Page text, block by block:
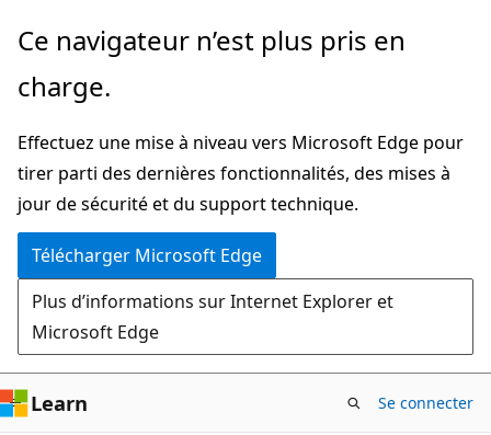
Passer
directement
au
principal
Ce navigateur n’est plus pris en
charge.
Effectuez une mise à niveau vers Microsoft Edge pour
tirer parti des dernières fonctionnalités, des mises à
jour de sécurité et du support technique.
Télécharger Microsoft Edge
Plus d’informations sur Internet Explorer et
Microsoft Edge
Learn Se connecter